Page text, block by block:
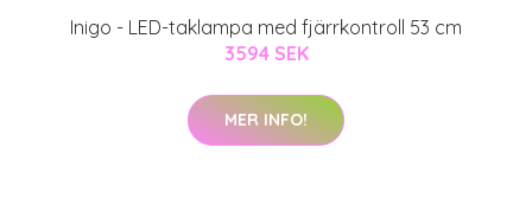
Inigo - LED-taklampa med fjärrkontroll 53 cm
3594 SEK
MER INFO!